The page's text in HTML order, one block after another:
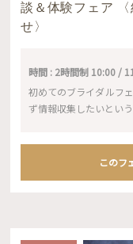
談＆体験フェア
せ〉
時間 : 2時間制 10:00 /
初めてのブライダルフ
ず情報収集したいとい
このフ